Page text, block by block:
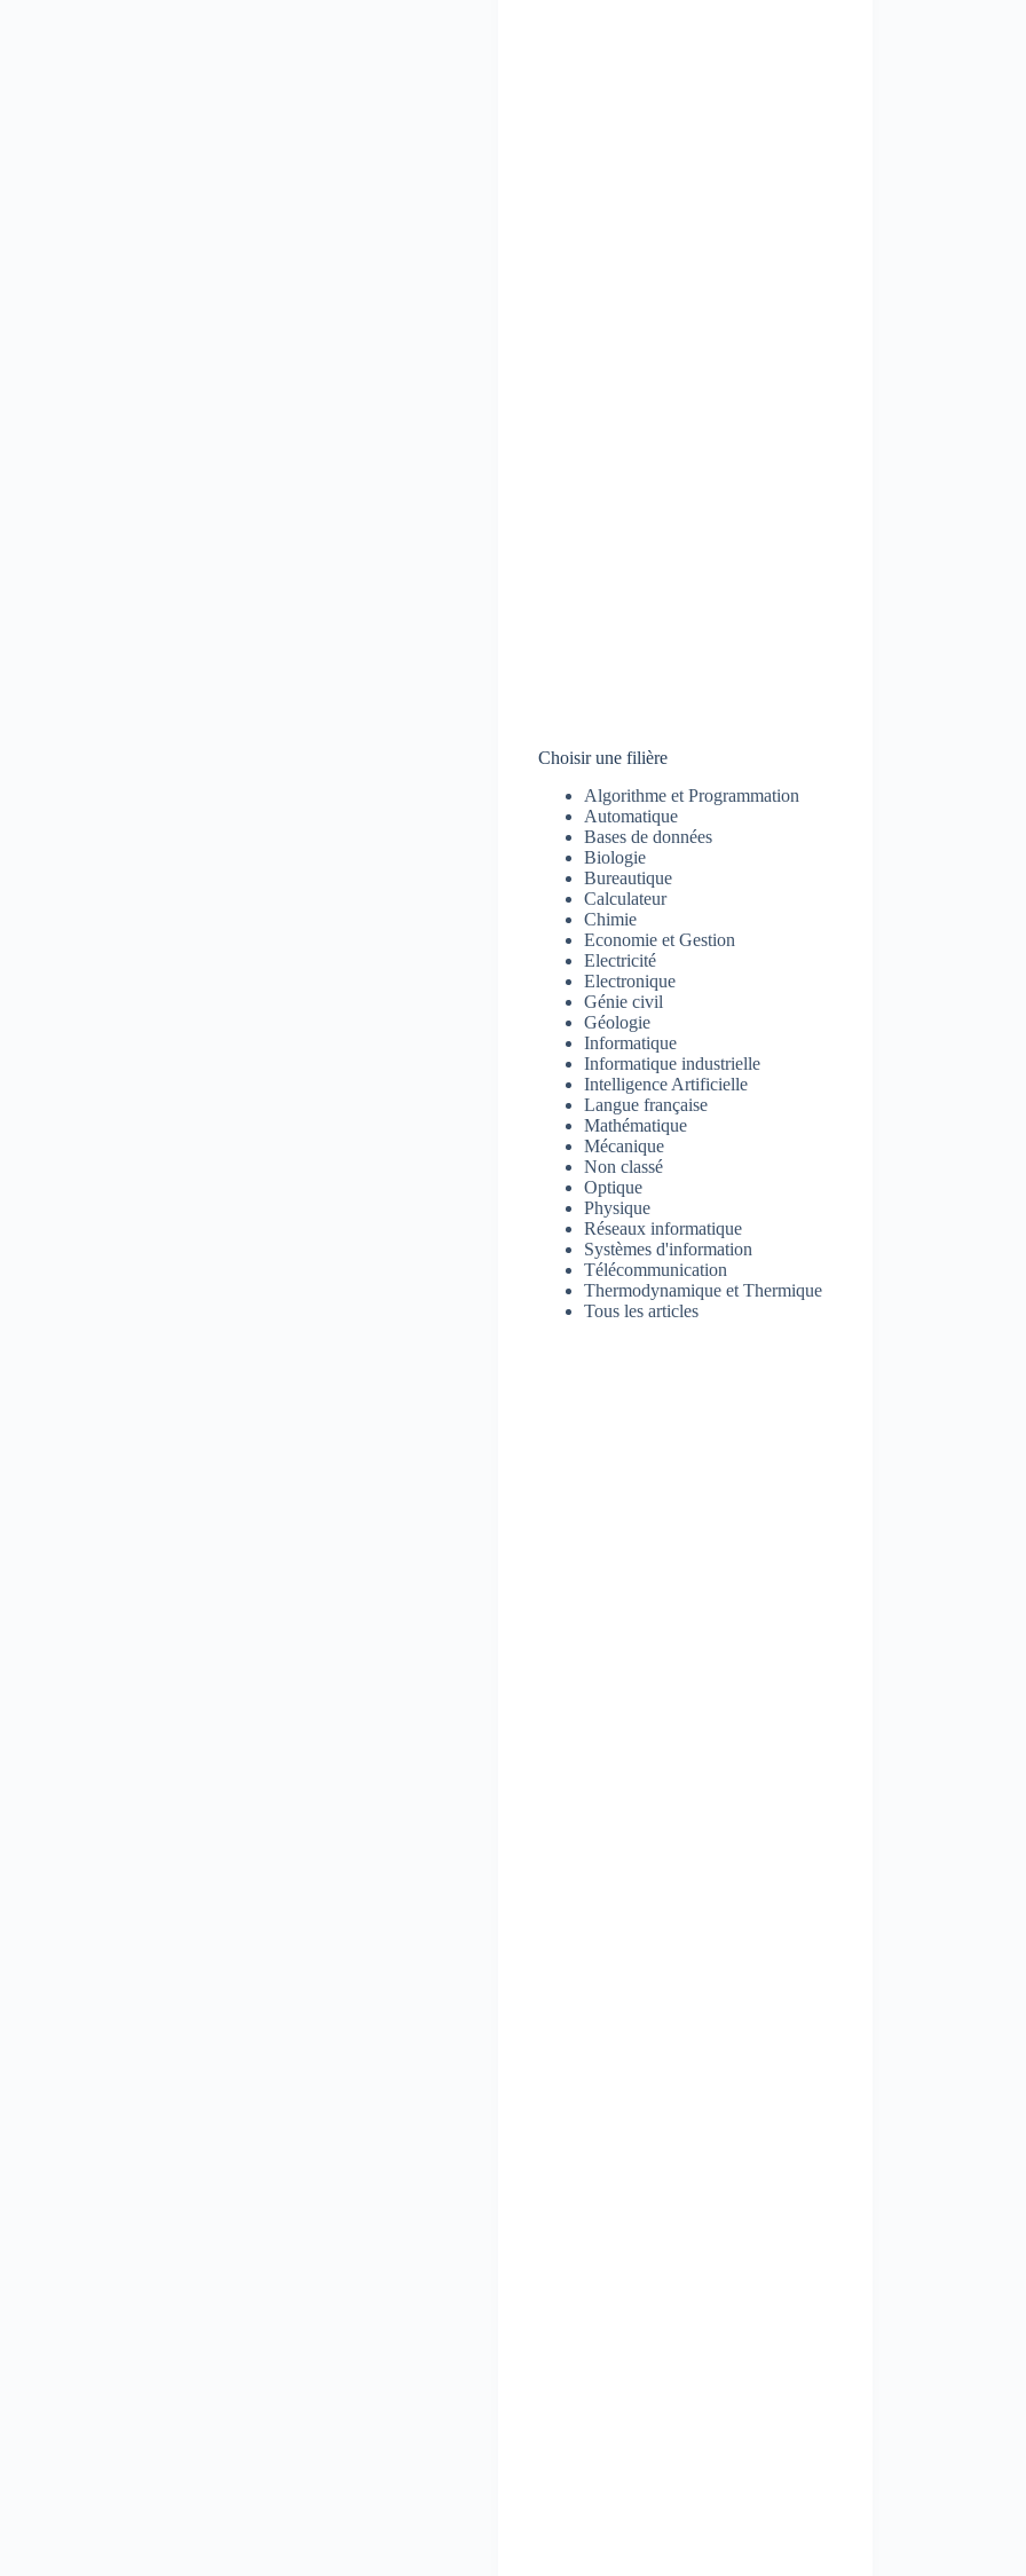
Choisir une filière
Algorithme et Programmation
Automatique
Bases de données
Biologie
Bureautique
Calculateur
Chimie
Economie et Gestion
Electricité
Electronique
Génie civil
Géologie
Informatique
Informatique industrielle
Intelligence Artificielle
Langue française
Mathématique
Mécanique
Non classé
Optique
Physique
Réseaux informatique
Systèmes d'information
Télécommunication
Thermodynamique et Thermique
Tous les articles